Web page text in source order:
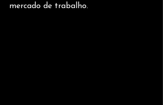
mercado de trabalho.